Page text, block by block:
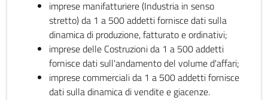
imprese manifatturiere (Industria in senso
stretto) da 1 a 500 addetti fornisce dati sulla
dinamica di produzione, fatturato e ordinativi;
imprese delle Costruzioni da 1 a 500 addetti
fornisce dati sull'andamento del volume d'affari;
imprese commerciali da 1 a 500 addetti fornisce
dati sulla dinamica di vendite e giacenze.